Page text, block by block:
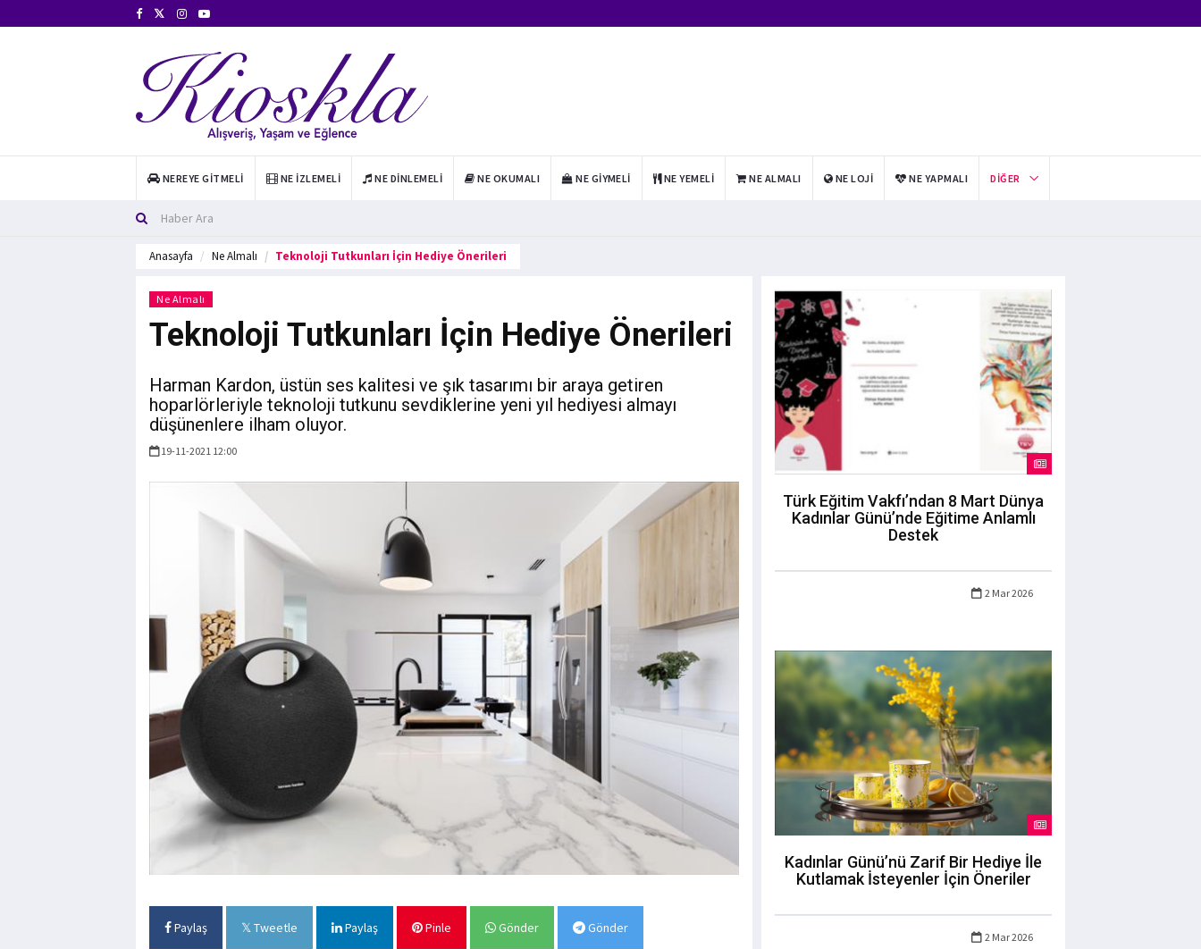
NEREYE GITMELI NE İZLEMELI NE DINLEMELI NE OKUMALI NE GIYMELI NE YEMELI NE ALMALI NE LOJI NE YAPMALI DIĞER
Anasayfa Ne Almalı Teknoloji Tutkunları İçin Hediye Önerileri
Ne Almalı
Teknoloji Tutkunları İçin Hediye Önerileri
Harman Kardon, üstün ses kalitesi ve şık tasarımı bir araya getiren
hoparlörleriyle teknoloji tutkunu sevdiklerine yeni yıl hediyesi almayı
düşünenlere ilham oluyor.
19-11-2021 12:00
Paylaş Tweetle Paylaş Pinle Gönder Gönder
Türk Eğitim Vakfı’ndan 8 Mart Dünya
Kadınlar Günü’nde Eğitime Anlamlı
Destek
2 Mar 2026
Kadınlar Günü’nü Zarif Bir Hediye İle
Kutlamak İsteyenler İçin Öneriler
2 Mar 2026